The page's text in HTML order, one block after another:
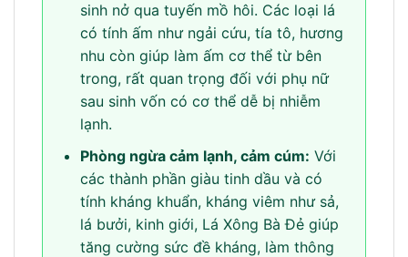
sinh nở qua tuyến mồ hôi. Các loại lá
có tính ấm như ngải cứu, tía tô, hương
nhu còn giúp làm ấm cơ thể từ bên
trong, rất quan trọng đối với phụ nữ
sau sinh vốn có cơ thể dễ bị nhiễm
lạnh.
Phòng ngừa cảm lạnh, cảm cúm: Với
các thành phần giàu tinh dầu và có
tính kháng khuẩn, kháng viêm như sả,
lá bưởi, kinh giới, Lá Xông Bà Đẻ giúp
tăng cường sức đề kháng, làm thông